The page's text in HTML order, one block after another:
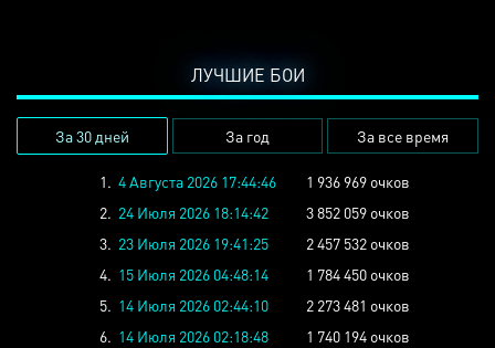
ЛУЧШИЕ БОИ
За 30 дней За год За все время
1. 4 Августа 2026 17:44:46
1 936 969 очков
2. 24 Июля 2026 18:14:42
3 852 059 очков
3. 23 Июля 2026 19:41:25
2 457 532 очков
4. 15 Июля 2026 04:48:14
1 784 450 очков
5. 14 Июля 2026 02:44:10
2 273 481 очков
6. 14 Июля 2026 02:18:48
1 740 194 очков